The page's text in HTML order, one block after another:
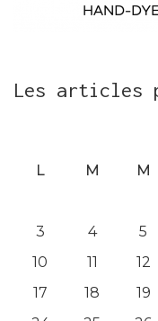
Les articles
L M M
3
4 5
10
11 12
17
18 19